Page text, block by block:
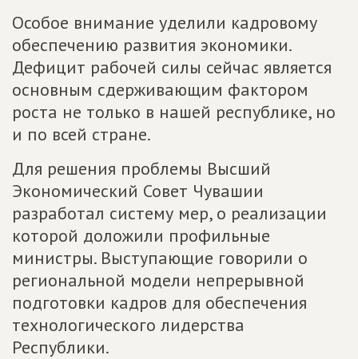
Особое внимание уделили кадровому
обеспечению развития экономики.
Дефицит рабочей силы сейчас является
основным сдерживающим фактором
роста не только в нашей республике, но
и по всей стране.
Для решения проблемы Высший
Экономический Совет Чувашии
разработал систему мер, о реализации
которой доложили профильные
министры. Выступающие говорили о
региональной модели непрерывной
подготовки кадров для обеспечения
технологического лидерства
Республики.